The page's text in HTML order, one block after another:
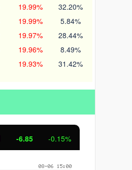
19.99% 32.20%
19.99% 5.84%
19.97% 28.44%
19.96% 8.49%
19.93% 31.42%
-6.85 -0.15%